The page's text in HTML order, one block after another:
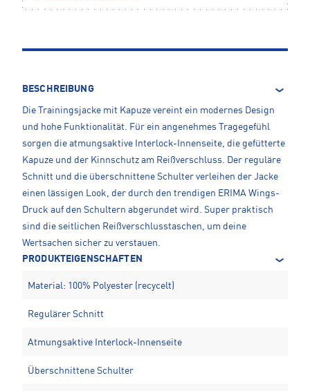
BESCHREIBUNG
Die Trainingsjacke mit Kapuze vereint ein modernes Design
und hohe Funktionalität. Für ein angenehmes Tragegefühl
sorgen die atmungsaktive Interlock-Innenseite, die gefütterte
Kapuze und der Kinnschutz am Reißverschluss. Der reguläre
Schnitt und die überschnittene Schulter verleihen der Jacke
einen lässigen Look, der durch den trendigen ERIMA Wings-
Druck auf den Schultern abgerundet wird. Super praktisch
sind die seitlichen Reißverschlusstaschen, um deine
Wertsachen sicher zu verstauen.
PRODUKTEIGENSCHAFTEN
Material: 100% Polyester (recycelt)
Regulärer Schnitt
Atmungsaktive Interlock-Innenseite
Überschnittene Schulter